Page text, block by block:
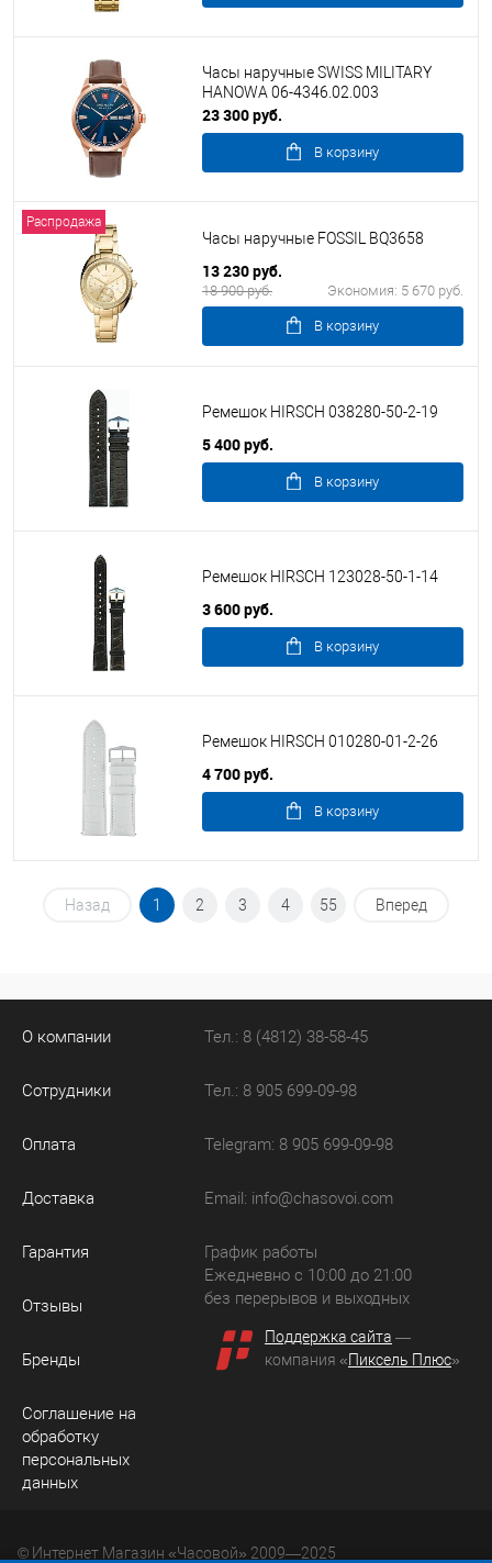
Часы наручные SWISS MILITARY
HANOWA 06-4346.02.003
23 300 руб.
В корзину
Распродажа
Часы наручные FOSSIL BQ3658
13 230 руб.
18 900 руб. Экономия: 5 670 руб.
В корзину
Ремешок HIRSCH 038280-50-2-19
5 400 руб.
В корзину
Ремешок HIRSCH 123028-50-1-14
3 600 руб.
В корзину
Ремешок HIRSCH 010280-01-2-26
4 700 руб.
В корзину
Назад 1 2 3 4 55 Вперед
О компании
Сотрудники
Оплата
Доставка
Гарантия
Отзывы
Бренды
Соглашение на
обработку
персональных
данных
Тел.: 8 (4812) 38-58-45
Тел.: 8 905 699-09-98
Telegram: 8 905 699-09-98
Email: info@chasovoi.com
График работы
Ежедневно с 10:00 до 21:00
без перерывов и выходных
Поддержка сайта —
компания «Пиксель Плюс»
© Интернет Магазин «Часовой» 2009—2025